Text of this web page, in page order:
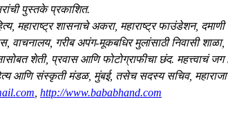
पुस्तके प्रकाशित.
महाराष्ट्र शासनाचे अकरा, महाराष्ट्र फाउंडेशन,
वाचनालय, गरीब अपंग-मूकबधिर मुलांसाठी निवासी
शेती, प्रवास आणि फोटोग्राफीचा छंद. महत्त्वाचं
आणि संस्कृती मंडळ, मुंबई, तसेच सदस्य सचिव,
http://www.bababhand.com